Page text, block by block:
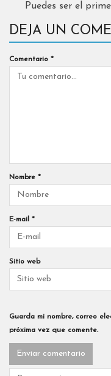
Puedes ser el
DEJA UN
Comentario *
Nombre *
E-mail *
Sitio web
Guarda mi nombre, correo
próxima vez que comente.